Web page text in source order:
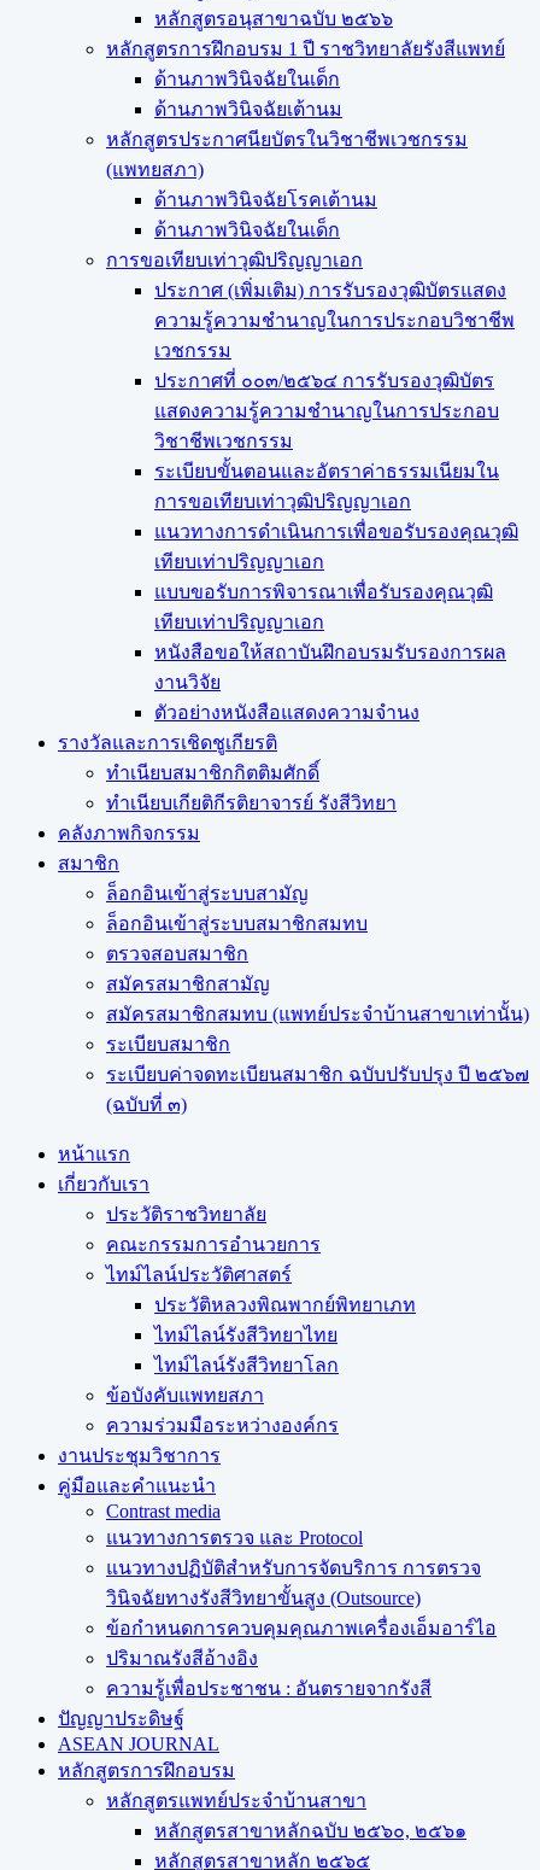
หลักสูตรอนุสาขาฉบับ ๒๕๖๖
หลักสูตรการฝึกอบรม 1 ปี ราชวิทยาลัยรังสีแพทย์
ด้านภาพวินิจฉัยในเด็ก
ด้านภาพวินิจฉัยเต้านม
หลักสูตรประกาศนียบัตรในวิชาชีพเวชกรรม
(แพทยสภา)
ด้านภาพวินิจฉัยโรคเต้านม
ด้านภาพวินิจฉัยในเด็ก
การขอเทียบเท่า​วุฒิปริญญา​เอก
ประกาศ (เพิ่มเติม) การรับรองวุฒิบัตรแสดง
ความรู้ความชำนาญในการประกอบวิชาชีพ
เวชกรรม
ประกาศที่ ๐๐๓/๒๕๖๔ การรับรองวุฒิบัตร
แสดงความรู้ความชำนาญในการประกอบ
วิชาชีพเวชกรรม
ระเบียบขั้นตอนและอัตราค่าธรรมเนียมใน
การขอเทียบเท่าวุฒิปริญญาเอก
แนวทางการดำเนินการเพื่อขอรับรองคุณวุฒิ
เทียบเท่าปริญญาเอก
แบบขอรับการพิจารณาเพื่อรับรองคุณวุฒิ
เทียบเท่าปริญญาเอก
หนังสือขอให้สถาบันฝึกอบรมรับรองการผล
งานวิจัย
ตัวอย่างหนังสือแสดงความจำนง
รางวัลและการเชิดชูเกียรติ
ทำเนียบสมาชิกกิตติมศักดิ์
ทำเนียบเกียติกีรติยาจารย์ รังสีวิทยา
คลังภาพกิจกรรม
สมาชิก
ล็อกอินเข้าสู่ระบบสามัญ
ล็อกอินเข้าสู่ระบบสมาชิกสมทบ
ตรวจสอบสมาชิก
สมัครสมาชิกสามัญ
สมัครสมาชิกสมทบ (แพทย์ประจำบ้านสาขาเท่านั้น)
ระเบียบสมาชิก
ระเบียบค่าจดทะเบียนสมาชิก ฉบับปรับปรุง ปี ๒๕๖๗
(ฉบับที่ ๓)
หน้าแรก
เกี่ยวกับเรา
ประวัติราชวิทยาลัย
คณะกรรมการอำนวยการ
ไทม์ไลน์ประวัติศาสตร์
ประวัติหลวงพิณพากย์พิทยาเภท
ไทม์ไลน์รังสีวิทยาไทย
ไทม์ไลน์รังสีวิทยาโลก
ข้อบังคับแพทยสภา
ความร่วมมือระหว่างองค์กร
งานประชุมวิชาการ
คู่มือและคำแนะนำ
Contrast media
แนวทางการตรวจ และ Protocol
แนวทางปฏิบัติสำหรับการจัดบริการ การตรวจ
วินิจฉัยทางรังสีวิทยาขั้นสูง (Outsource)
ข้อกำหนดการควบคุมคุณภาพเครื่องเอ็มอาร์ไอ
ปริมาณรังสีอ้างอิง
ความรู้เพื่อประชาชน : อันตรายจากรังสี
ปัญญาประดิษฐ์
ASEAN JOURNAL
หลักสูตรการฝึกอบรม
หลักสูตรแพทย์ประจำบ้านสาขา
หลักสูตรสาขาหลักฉบับ ๒๕๖๐, ๒๕๖๑
หลักสูตรสาขาหลัก ๒๕๖๕